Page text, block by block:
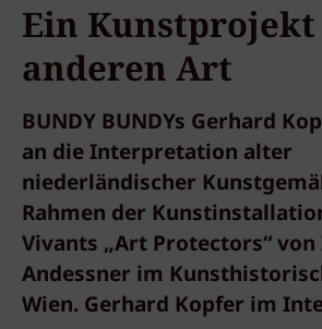
Ein
anderen Art
BUNDY BUNDYs Gerhard
an die Interpretation alter
niederländischer
Rahmen der
Vivants „Art Protectors“
Andessner im
Wien. Gerhard Kopfer im